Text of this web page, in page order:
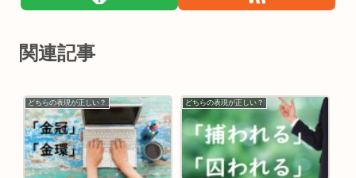
関連記事
どちらの表現が正しい？ どちらの表現が正しい？